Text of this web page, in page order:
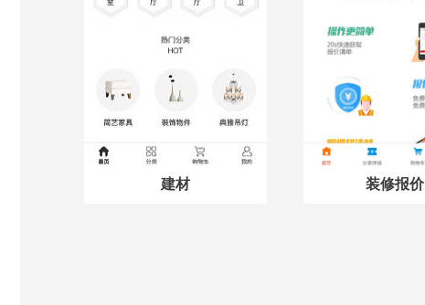
建材 装修报价